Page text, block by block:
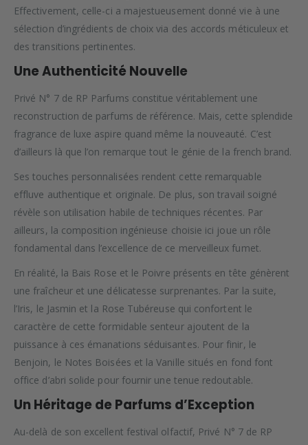
Effectivement, celle-ci a majestueusement donné vie à une
sélection d’ingrédients de choix via des accords méticuleux et
des transitions pertinentes.
Une Authenticité Nouvelle
Privé N° 7 de RP Parfums constitue véritablement une
reconstruction de parfums de référence. Mais, cette splendide
fragrance de luxe aspire quand même la nouveauté. C’est
d’ailleurs là que l’on remarque tout le génie de la french brand.
Ses touches personnalisées rendent cette remarquable
effluve authentique et originale. De plus, son travail soigné
révèle son utilisation habile de techniques récentes. Par
ailleurs, la composition ingénieuse choisie ici joue un rôle
fondamental dans l’excellence de ce merveilleux fumet.
En réalité, la Bais Rose et le Poivre présents en tête génèrent
une fraîcheur et une délicatesse surprenantes. Par la suite,
l’Iris, le Jasmin et la Rose Tubéreuse qui confortent le
caractère de cette formidable senteur ajoutent de la
puissance à ces émanations séduisantes. Pour finir, le
Benjoin, le Notes Boisées et la Vanille situés en fond font
office d’abri solide pour fournir une tenue redoutable.
Un Héritage de Parfums d’Exception
Au-delà de son excellent festival olfactif, Privé N° 7 de RP